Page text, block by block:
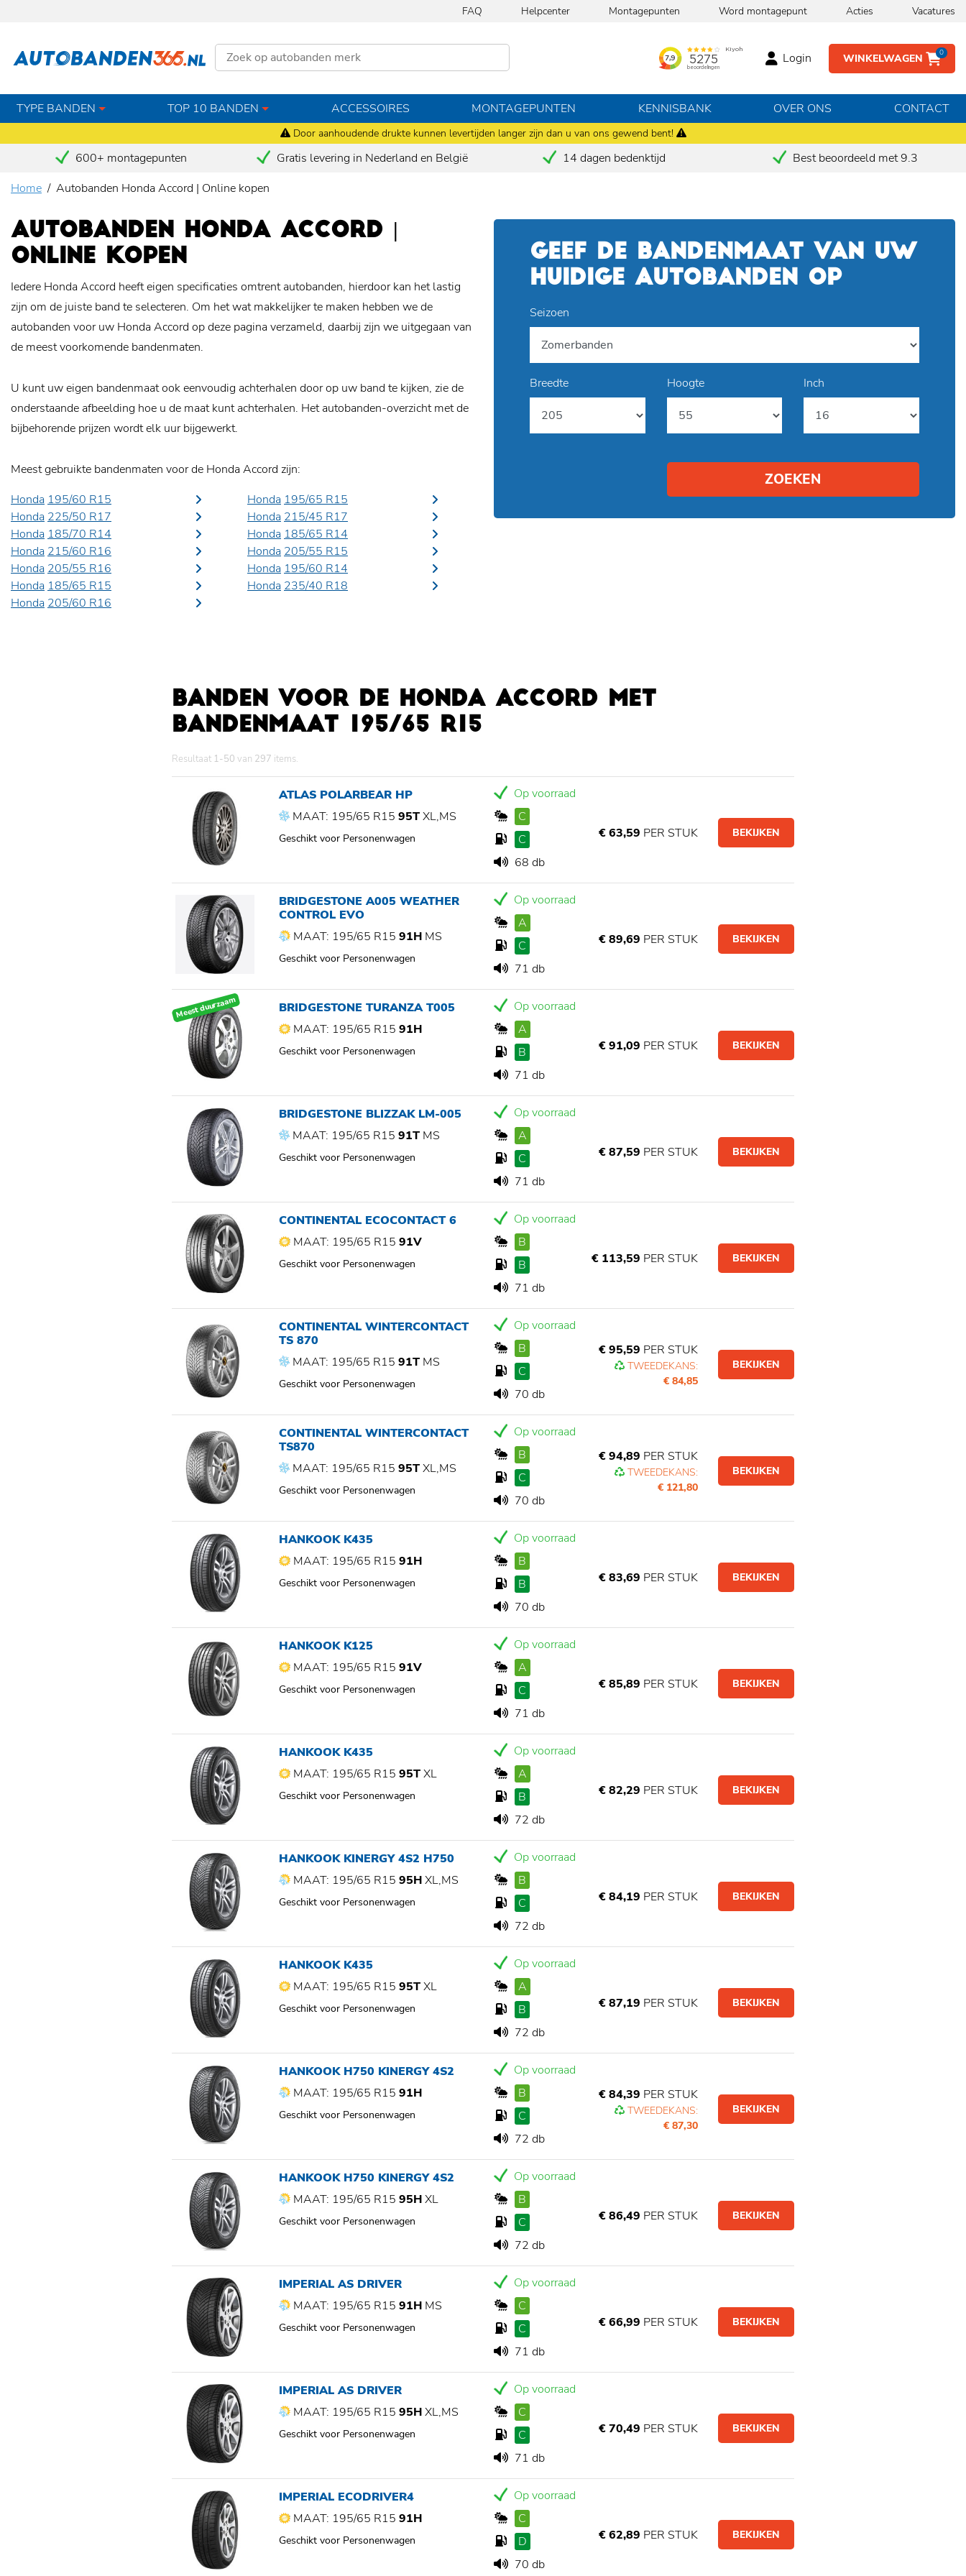
Door aanhoudende drukte kunnen levertijden langer zijn dan u van ons gewend bent!
FAQ Helpcenter Montagepunten Word montagepunt Acties Vacatures
WINKELWAGEN 0
Login
TYPE BANDEN TOP 10 BANDEN ACCESSOIRES MONTAGEPUNTEN KENNISBANK OVER ONS CONTACT
600+ montagepunten Gratis levering in Nederland en België 14 dagen bedenktijd
Best beoordeeld met 9.3
Home
Autobanden Honda Accord | Online kopen
AUTOBANDEN HONDA ACCORD |
ONLINE KOPEN
Iedere Honda Accord heeft eigen specificaties omtrent autobanden, hierdoor kan het lastig
zijn om de juiste band te selecteren. Om het wat makkelijker te maken hebben we de
autobanden voor uw Honda Accord op deze pagina verzameld, daarbij zijn we uitgegaan van
de meest voorkomende bandenmaten.
U kunt uw eigen bandenmaat ook eenvoudig achterhalen door op uw band te kijken, zie de
onderstaande afbeelding hoe u de maat kunt achterhalen. Het autobanden-overzicht met de
bijbehorende prijzen wordt elk uur bijgewerkt.
Meest gebruikte bandenmaten voor de Honda Accord zijn:
Honda 195/60 R15
Honda 225/50 R17
Honda 185/70 R14
Honda 215/60 R16
Honda 205/55 R16
Honda 185/65 R15
Honda 205/60 R16
Honda 195/65 R15
Honda 215/45 R17
Honda 185/65 R14
Honda 205/55 R15
Honda 195/60 R14
Honda 235/40 R18
GEEF DE BANDENMAAT VAN UW
HUIDIGE AUTOBANDEN OP
Seizoen
Breedte Hoogte Inch
ZOEKEN
BANDEN VOOR DE HONDA ACCORD MET
BANDENMAAT 195/65 R15
Resultaat 1-50 van 297 items.
ATLAS POLARBEAR HP
MAAT: 195/65 R1595TXL,MS
Geschikt voor Personenwagen
Op voorraad
C
C
68 db
€ 63,59 PER STUK BEKIJKEN
BRIDGESTONE A005 WEATHER
CONTROL EVO
MAAT: 195/65 R1591H MS
Geschikt voor Personenwagen
Op voorraad
A
C
71 db
€ 89,69 PER STUK BEKIJKEN
Meest duurzaam
BRIDGESTONE TURANZA T005
MAAT: 195/65 R1591H
Geschikt voor Personenwagen
Op voorraad
A
B
71 db
€ 91,09 PER STUK BEKIJKEN
BRIDGESTONE BLIZZAK LM-005
MAAT: 195/65 R1591T MS
Geschikt voor Personenwagen
Op voorraad
A
C
71 db
€ 87,59 PER STUK BEKIJKEN
CONTINENTAL ECOCONTACT 6
MAAT: 195/65 R1591V
Geschikt voor Personenwagen
Op voorraad
B
B
71 db
€ 113,59 PER STUK BEKIJKEN
CONTINENTAL WINTERCONTACT
TS 870
MAAT: 195/65 R1591T MS
Geschikt voor Personenwagen
Op voorraad
B
C
70 db
€ 95,59 PER STUK
TWEEDEKANS:
€ 84,85
BEKIJKEN
CONTINENTAL WINTERCONTACT
TS870
MAAT: 195/65 R1595TXL,MS
Geschikt voor Personenwagen
Op voorraad
B
C
70 db
€ 94,89 PER STUK
TWEEDEKANS:
€ 121,80
BEKIJKEN
HANKOOK K435
MAAT: 195/65 R1591H
Geschikt voor Personenwagen
Op voorraad
B
B
70 db
€ 83,69 PER STUK BEKIJKEN
HANKOOK K125
MAAT: 195/65 R1591V
Geschikt voor Personenwagen
Op voorraad
A
C
71 db
€ 85,89 PER STUK BEKIJKEN
HANKOOK K435
MAAT: 195/65 R1595TXL
Geschikt voor Personenwagen
Op voorraad
A
B
72 db
€ 82,29 PER STUK BEKIJKEN
HANKOOK KINERGY 4S2 H750
MAAT: 195/65 R1595HXL,MS
Geschikt voor Personenwagen
Op voorraad
B
C
72 db
€ 84,19 PER STUK BEKIJKEN
HANKOOK K435
MAAT: 195/65 R1595TXL
Geschikt voor Personenwagen
Op voorraad
A
B
72 db
€ 87,19 PER STUK BEKIJKEN
HANKOOK H750 KINERGY 4S2
MAAT: 195/65 R1591H
Geschikt voor Personenwagen
Op voorraad
B
C
72 db
€ 84,39 PER STUK
TWEEDEKANS:
€ 87,30
BEKIJKEN
HANKOOK H750 KINERGY 4S2
MAAT: 195/65 R1595HXL
Geschikt voor Personenwagen
Op voorraad
B
C
72 db
€ 86,49 PER STUK BEKIJKEN
IMPERIAL AS DRIVER
MAAT: 195/65 R1591H MS
Geschikt voor Personenwagen
Op voorraad
C
C
71 db
€ 66,99 PER STUK BEKIJKEN
IMPERIAL AS DRIVER
MAAT: 195/65 R1595HXL,MS
Geschikt voor Personenwagen
Op voorraad
C
C
71 db
€ 70,49 PER STUK BEKIJKEN
IMPERIAL ECODRIVER4
MAAT: 195/65 R1591H
Geschikt voor Personenwagen
Op voorraad
C
D
70 db
€ 62,89 PER STUK BEKIJKEN